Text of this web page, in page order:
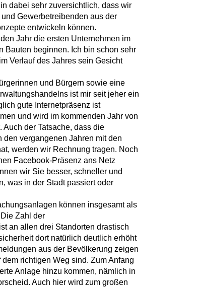
dabei sehr zuversichtlich, dass wir
Gewerbetreibenden aus der
entwickeln können.
Jahr die ersten Unternehmen im
Bauten beginnen. Ich bin schon sehr
Verlauf des Jahres sein Gesicht
und Bürgern sowie eine
ist mir seit jeher ein
gute Internetpräsenz ist
und wird im kommenden Jahr von
Auch der Tatsache, dass die
vergangenen Jahren mit den
werden wir Rechnung tragen. Noch
Facebook-Präsenz ans Netz
wir Sie besser, schneller und
was in der Stadt passiert oder
können insgesamt als
Zahl der
an allen drei Standorten drastisch
dort natürlich deutlich erhöht
aus der Bevölkerung zeigen
richtigen Weg sind. Zum Anfang
Anlage hinzu kommen, nämlich in
Auch hier wird zum großen